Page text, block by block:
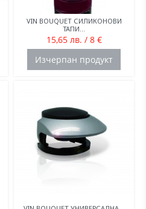
VIN BOUQUET СИЛИКОНОВИ
ТАПИ...
15,65 лв. / 8 €
Изчерпан продукт